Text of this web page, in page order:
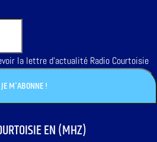
la lettre d'actualité Radio Courtoisie
EN (MHZ)